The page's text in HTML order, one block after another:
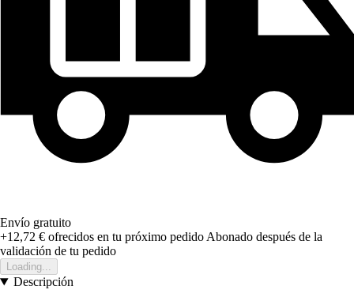
Envío gratuito
+12,72 € ofrecidos en tu próximo pedido Abonado después de la
validación de tu pedido
Loading...
Descripción